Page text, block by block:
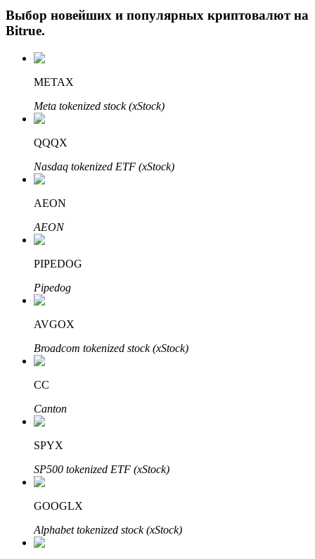
Авто Инвест
Получите долгосрочную прибыль и гибкие проценты
Изучите стейкинг
Узнайте о пассивном доходе
Bitrue
AI
Bitrue Партнеры
Выбор новейших и популярных криптовалют на
Bitrue.
METAX
Meta tokenized stock (xStock)
QQQX
Nasdaq tokenized ETF (xStock)
AEON
AEON
PIPEDOG
Pipedog
AVGOX
Broadcom tokenized stock (xStock)
CC
Canton
SPYX
SP500 tokenized ETF (xStock)
GOOGLX
Alphabet tokenized stock (xStock)